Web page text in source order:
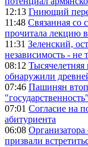
12:13 Гниющий
11:48 Связанная со
прочитала лекцию
11:31 Зеленский,
независимость - не
08:12
обнаружили
07:46 Пашинян
"государственность"
07:01 Согласие на
абитуриента
06:08
призвали